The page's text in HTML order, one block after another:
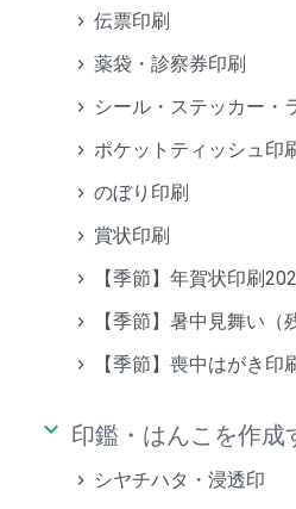
伝票印刷
薬袋・診察券印刷
シール・ステッカー・
ポケットティッシュ印
のぼり印刷
賞状印刷
【季節】年賀状印刷
【季節】暑中見舞い（
【季節】喪中はがき印
keyboard_arrow_down 印鑑・はんこを作成
シヤチハタ・浸透印